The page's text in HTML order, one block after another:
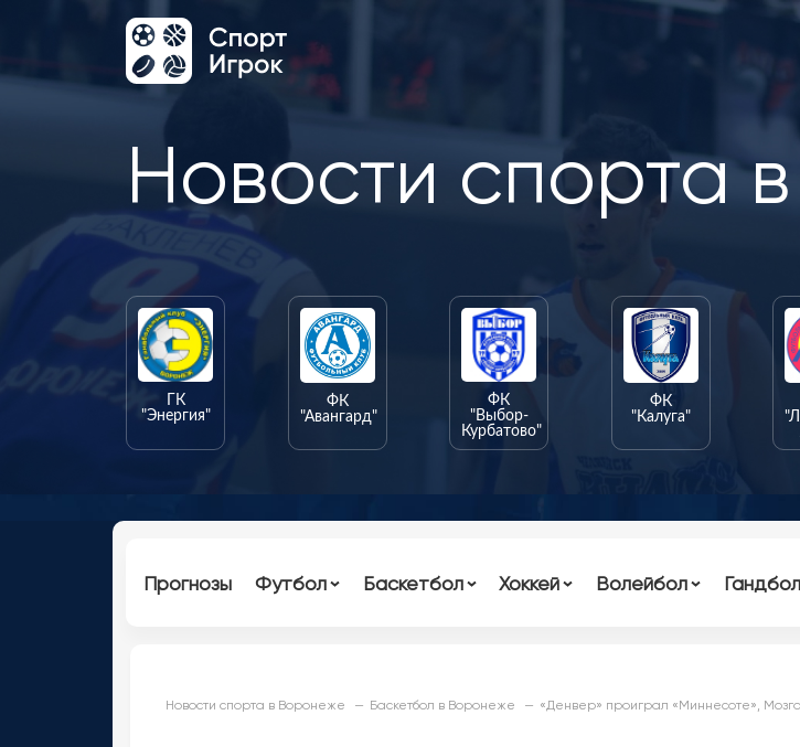
Новости спорта
ГК
"Энергия"
ФК
"Авангард"
ФК
"Выбор-
Курбатово"
ФК
"Калуга"
Прогнозы Футбол Баскетбол Хоккей Волейбол Гандбол
Новости спорта в Воронеже Баскетбол в Воронеже «Денвер» проиграл «Миннесоте»,